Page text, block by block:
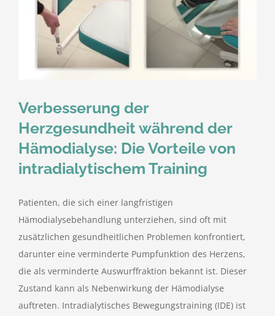
Verbesserung der
Herzgesundheit während der
Hämodialyse: Die Vorteile von
intradialytischem Training
Patienten, die sich einer langfristigen
Hämodialysebehandlung unterziehen, sind oft mit
zusätzlichen gesundheitlichen Problemen konfrontiert,
darunter eine verminderte Pumpfunktion des Herzens,
die als verminderte Auswurffraktion bekannt ist. Dieser
Zustand kann als Nebenwirkung der Hämodialyse
auftreten. Intradialytisches Bewegungstraining (IDE) ist